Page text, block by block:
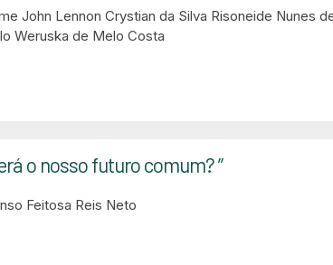
John Lennon Crystian da Silva Risoneide Nunes
Weruska de Melo Costa
o nosso futuro comum? ”
Feitosa Reis Neto